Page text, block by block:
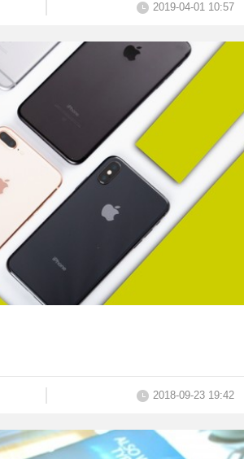
2019-04-01 10:57
2018-09-23 19:42